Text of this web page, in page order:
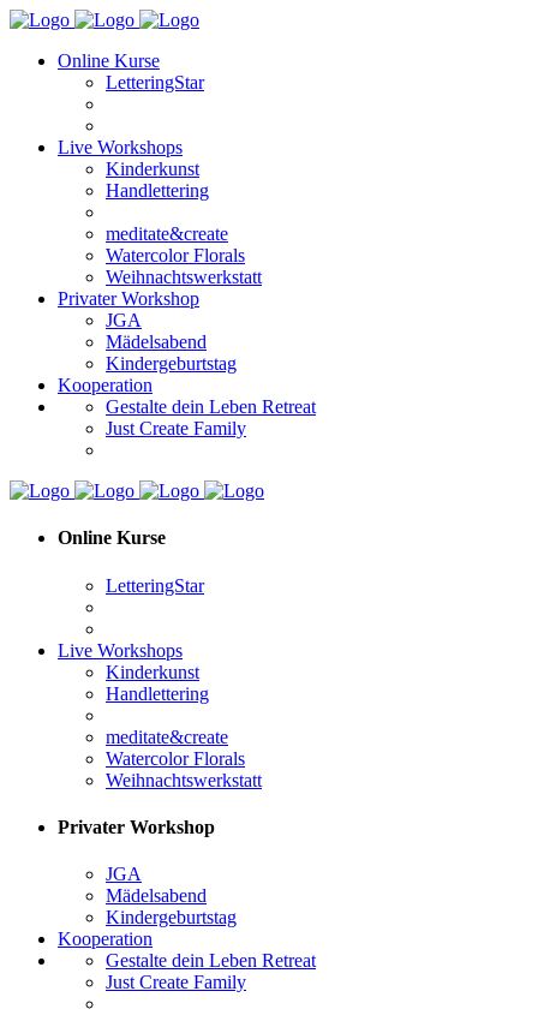
Online Kurse
LetteringStar
Live Workshops
Kinderkunst
Handlettering
meditate&create
Watercolor Florals
Weihnachtswerkstatt
Privater Workshop
JGA
Mädelsabend
Kindergeburtstag
Kooperation
Gestalte dein Leben Retreat
Just Create Family
Online Kurse
LetteringStar
Live Workshops
Kinderkunst
Handlettering
meditate&create
Watercolor Florals
Weihnachtswerkstatt
Privater Workshop
JGA
Mädelsabend
Kindergeburtstag
Kooperation
Gestalte dein Leben Retreat
Just Create Family